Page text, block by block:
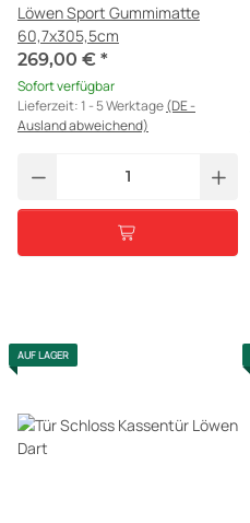
Löwen Sport Gummimatte
60,7x305,5cm
269,00 € *
Sofort verfügbar
Lieferzeit:1 - 5 Werktage(DE -
Ausland abweichend)
AUF LAGER